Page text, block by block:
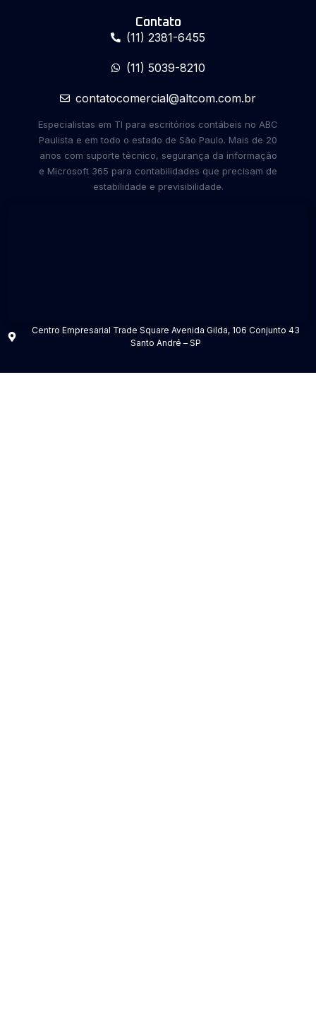
Contato
(11) 2381-6455
(11) 5039-8210
contatocomercial@altcom.com.br
Especialistas em TI para escritórios contábeis no ABC
Paulista e em todo o estado de São Paulo. Mais de 20
anos com suporte técnico, segurança da informação
e Microsoft 365 para contabilidades que precisam de
estabilidade e previsibilidade.
Centro Empresarial Trade Square Avenida Gilda, 106 Conjunto 43
Santo André – SP